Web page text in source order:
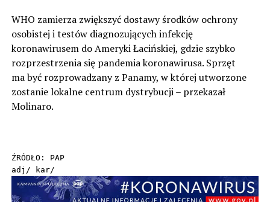
WHO zamierza zwiększyć dostawy środków ochrony
osobistej i testów diagnozujących infekcję
koronawirusem do Ameryki Łacińskiej, gdzie szybko
rozprzestrzenia się pandemia koronawirusa. Sprzęt
ma być rozprowadzany z Panamy, w której utworzone
zostanie lokalne centrum dystrybucji – przekazał
Molinaro.
ŹRÓDŁO: PAP
adj/ kar/